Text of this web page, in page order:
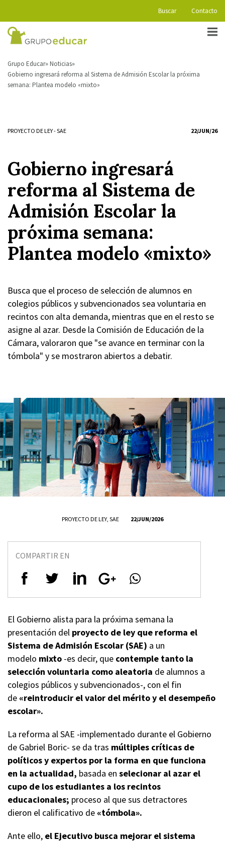
Buscar Contacto
Grupo Educar Noticias
Gobierno ingresará reforma al Sistema de Admisión Escolar la próxima
semana: Plantea modelo «mixto»
PROYECTO DE LEY-SAE 22/JUN/26
Gobierno ingresará
reforma al Sistema de
Admisión Escolar la
próxima semana:
Plantea modelo «mixto»
Busca que el proceso de selección de alumnos en
colegios públicos y subvencionados sea voluntaria en
recintos con alta demanda, mientras que en el resto se
asigne al azar. Desde la Comisión de Educación de la
Cámara, valoraron que "se avance en terminar con la
tómbola" y se mostraron abiertos a debatir.
PROYECTO DE LEY, SAE 22/JUN/2026
COMPARTIR EN
El Gobierno alista para la próxima semana la
presentación del proyecto de ley que reforma el
Sistema de Admisión Escolar (SAE) a un
modelo mixto -es decir, que contemple tanto la
selección voluntaria como aleatoria de alumnos a
colegios públicos y subvencionados-, con el fin
de «reintroducir el valor del mérito y el desempeño
escolar».
La reforma al SAE -implementado durante el Gobierno
de Gabriel Boric- se da tras múltiples críticas de
políticos y expertos por la forma en que funciona
en la actualidad, basada en selecionar al azar el
cupo de los estudiantes a los recintos
educacionales; proceso al que sus detractores
dieron el calificativo de «tómbola».
Ante ello, el Ejecutivo busca mejorar el sistema